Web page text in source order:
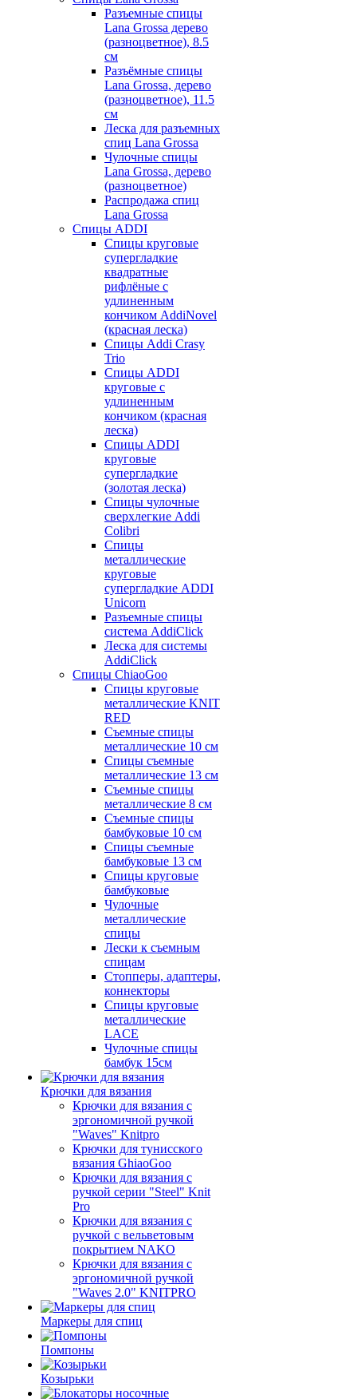
Разъемные спицы
Lana Grossa дерево
(разноцветное), 8.5
см
Разъёмные спицы
Lana Grossa, дерево
(разноцветное), 11.5
см
Леска для разъемных
спиц Lana Grossa
Чулочные спицы
Lana Grossa, дерево
(разноцветное)
Распродажа спиц
Lana Grossa
Спицы ADDI
Спицы круговые
супергладкие
квадратные
рифлёные с
удлиненным
кончиком AddiNovel
(красная леска)
Спицы Addi Crasy
Trio
Спицы ADDI
круговые с
удлиненным
кончиком (красная
леска)
Спицы ADDI
круговые
супергладкие
(золотая леска)
Спицы чулочные
сверхлегкие Addi
Colibri
Спицы
металлические
круговые
супергладкие ADDI
Unicorn
Разъемные спицы
система AddiClick
Леска для системы
AddiClick
Спицы ChiaoGoo
Спицы круговые
металлические KNIT
RED
Съемные спицы
металлические 10 см
Спицы съемные
металлические 13 см
Съемные спицы
металлические 8 см
Съемные спицы
бамбуковые 10 см
Спицы съемные
бамбуковые 13 см
Спицы круговые
бамбуковые
Чулочные
металлические
спицы
Лески к съемным
спицам
Стопперы, адаптеры,
коннекторы
Спицы круговые
металлические
LACE
Чулочные спицы
бамбук 15см
Крючки для вязания
Крючки для вязания с
эргономичной ручкой
"Waves" Knitpro
Крючки для тунисского
вязания GhiaoGoo
Крючки для вязания с
ручкой серии "Steel" Knit
Pro
Крючки для вязания с
ручкой с вельветовым
покрытием NAKO
Крючки для вязания с
эргономичной ручкой
"Waves 2.0" KNITPRO
Маркеры для спиц
Помпоны
Козырьки